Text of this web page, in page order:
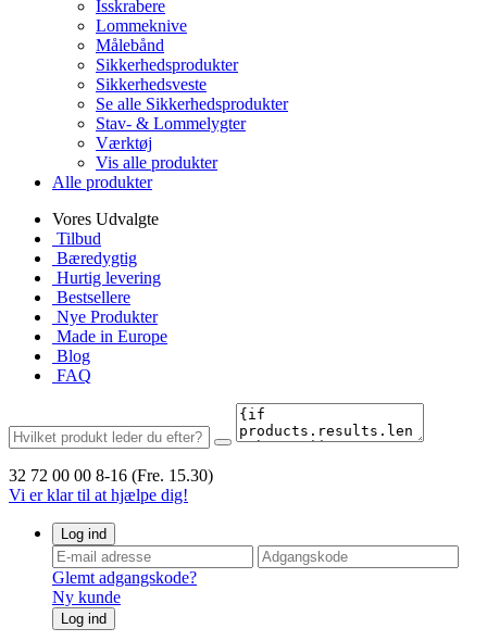
Isskrabere
Lommeknive
Målebånd
Sikkerhedsprodukter
Sikkerhedsveste
Se alle Sikkerhedsprodukter
Stav- & Lommelygter
Værktøj
Vis alle produkter
Alle produkter
Vores Udvalgte
Tilbud
Bæredygtig
Hurtig levering
Bestsellere
Nye Produkter
Made in Europe
Blog
FAQ
32 72 00 00 8-16 (Fre. 15.30)
Vi er klar til at hjælpe dig!
Log ind
Glemt adgangskode?
Ny kunde
Log ind